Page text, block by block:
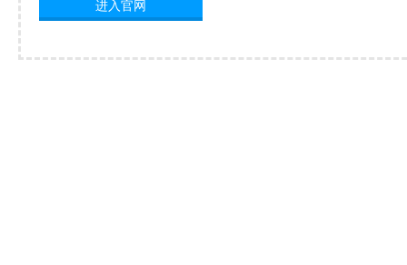
进入官网